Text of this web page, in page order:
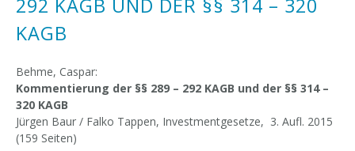
292 KAGB UND DER §§ 314 – 320
KAGB
Behme, Caspar:
Kommentierung der §§ 289 – 292 KAGB und der §§ 314 –
320 KAGB
Jürgen Baur / Falko Tappen, Investmentgesetze, 3. Aufl. 2015
(159 Seiten)